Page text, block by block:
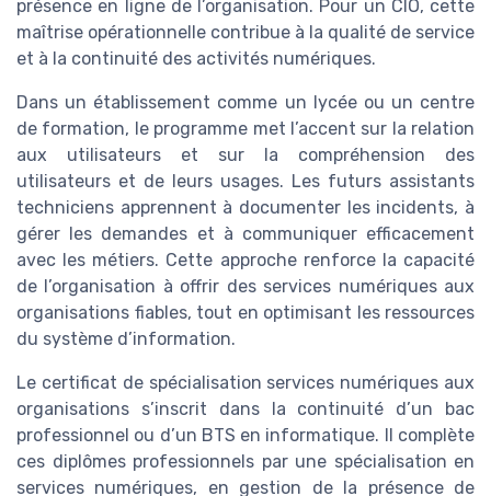
présence en ligne de l’organisation. Pour un CIO, cette
maîtrise opérationnelle contribue à la qualité de service
et à la continuité des activités numériques.
Dans un établissement comme un lycée ou un centre
de formation, le programme met l’accent sur la relation
aux utilisateurs et sur la compréhension des
utilisateurs et de leurs usages. Les futurs assistants
techniciens apprennent à documenter les incidents, à
gérer les demandes et à communiquer efficacement
avec les métiers. Cette approche renforce la capacité
de l’organisation à offrir des services numériques aux
organisations fiables, tout en optimisant les ressources
du système d’information.
Le certificat de spécialisation services numériques aux
organisations s’inscrit dans la continuité d’un bac
professionnel ou d’un BTS en informatique. Il complète
ces diplômes professionnels par une spécialisation en
services numériques, en gestion de la présence de